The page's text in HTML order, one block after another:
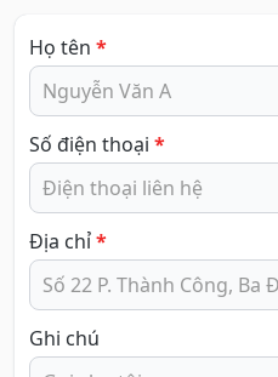
Họ tên *
Số điện thoại *
Địa chỉ*
Ghi chú